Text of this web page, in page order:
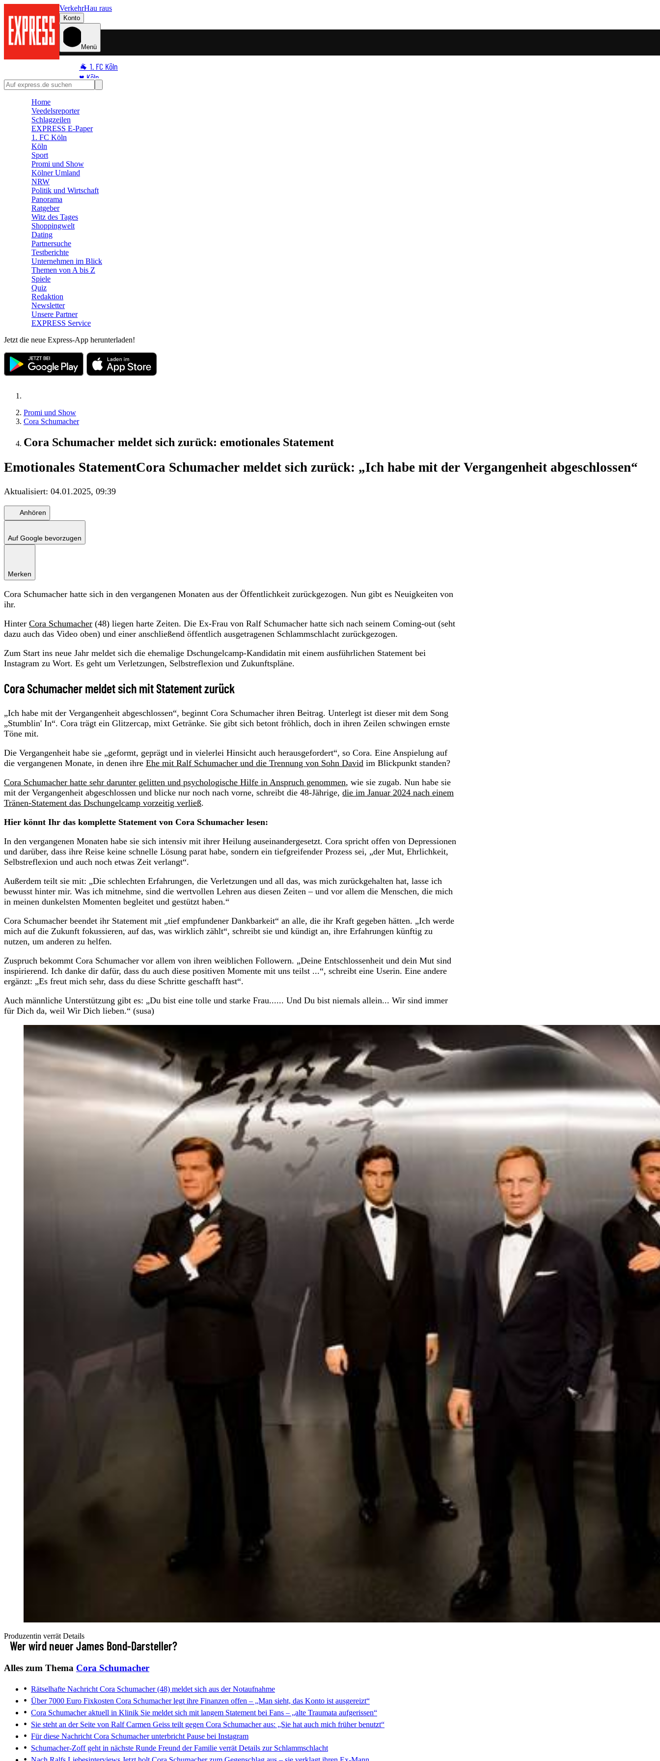
VerkehrHau raus
Konto
Menü
🐐 1. FC Köln
♥️ Köln
⭐ Promi
🛒 Shoppingwelt
🧩 Spiele
Home
Veedelsreporter
Schlagzeilen
EXPRESS E-Paper
1. FC Köln
Köln
Sport
Promi und Show
Kölner Umland
NRW
Politik und Wirtschaft
Panorama
Ratgeber
Witz des Tages
Shoppingwelt
Dating
Partnersuche
Testberichte
Unternehmen im Blick
Themen von A bis Z
Spiele
Quiz
Redaktion
Newsletter
Unsere Partner
EXPRESS Service
Jetzt die neue Express-App herunterladen!
Promi und Show
Cora Schumacher
Cora Schumacher meldet sich zurück: emotionales Statement
Emotionales StatementCora Schumacher meldet sich zurück: „Ich habe mit der Vergangenheit abgeschlossen“
Aktualisiert: 04.01.2025, 09:39
Anhören
Auf Google bevorzugen
Merken
Cora Schumacher hatte sich in den vergangenen Monaten aus der Öffentlichkeit zurückgezogen. Nun gibt es Neuigkeiten von
ihr.
Hinter Cora Schumacher (48) liegen harte Zeiten. Die Ex-Frau von Ralf Schumacher hatte sich nach seinem Coming-out (seht
dazu auch das Video oben) und einer anschließend öffentlich ausgetragenen Schlammschlacht zurückgezogen.
Zum Start ins neue Jahr meldet sich die ehemalige Dschungelcamp-Kandidatin mit einem ausführlichen Statement bei
Instagram zu Wort. Es geht um Verletzungen, Selbstreflexion und Zukunftspläne.
Cora Schumacher meldet sich mit Statement zurück
„Ich habe mit der Vergangenheit abgeschlossen“, beginnt Cora Schumacher ihren Beitrag. Unterlegt ist dieser mit dem Song
„Stumblin' In“. Cora trägt ein Glitzercap, mixt Getränke. Sie gibt sich betont fröhlich, doch in ihren Zeilen schwingen ernste
Töne mit.
Die Vergangenheit habe sie „geformt, geprägt und in vielerlei Hinsicht auch herausgefordert“, so Cora. Eine Anspielung auf
die vergangenen Monate, in denen ihre Ehe mit Ralf Schumacher und die Trennung von Sohn David im Blickpunkt standen?
Cora Schumacher hatte sehr darunter gelitten und psychologische Hilfe in Anspruch genommen, wie sie zugab. Nun habe sie
mit der Vergangenheit abgeschlossen und blicke nur noch nach vorne, schreibt die 48-Jährige, die im Januar 2024 nach einem
Tränen-Statement das Dschungelcamp vorzeitig verließ.
Hier könnt Ihr das komplette Statement von Cora Schumacher lesen:
In den vergangenen Monaten habe sie sich intensiv mit ihrer Heilung auseinandergesetzt. Cora spricht offen von Depressionen
und darüber, dass ihre Reise keine schnelle Lösung parat habe, sondern ein tiefgreifender Prozess sei, „der Mut, Ehrlichkeit,
Selbstreflexion und auch noch etwas Zeit verlangt“.
Außerdem teilt sie mit: „Die schlechten Erfahrungen, die Verletzungen und all das, was mich zurückgehalten hat, lasse ich
bewusst hinter mir. Was ich mitnehme, sind die wertvollen Lehren aus diesen Zeiten – und vor allem die Menschen, die mich
in meinen dunkelsten Momenten begleitet und gestützt haben.“
Cora Schumacher beendet ihr Statement mit „tief empfundener Dankbarkeit“ an alle, die ihr Kraft gegeben hätten. „Ich werde
mich auf die Zukunft fokussieren, auf das, was wirklich zählt“, schreibt sie und kündigt an, ihre Erfahrungen künftig zu
nutzen, um anderen zu helfen.
Zuspruch bekommt Cora Schumacher vor allem von ihren weiblichen Followern. „Deine Entschlossenheit und dein Mut sind
inspirierend. Ich danke dir dafür, dass du auch diese positiven Momente mit uns teilst ...“, schreibt eine Userin. Eine andere
ergänzt: „Es freut mich sehr, dass du diese Schritte geschafft hast“.
Auch männliche Unterstützung gibt es: „Du bist eine tolle und starke Frau...... Und Du bist niemals allein... Wir sind immer
für Dich da, weil Wir Dich lieben.“ (susa)
Produzentin verrät Details
Wer wird neuer James Bond-Darsteller?
Alles zum Thema Cora Schumacher
Rätselhafte Nachricht Cora Schumacher (48) meldet sich aus der Notaufnahme
Über 7000 Euro Fixkosten Cora Schumacher legt ihre Finanzen offen – „Man sieht, das Konto ist ausgereizt“
Cora Schumacher aktuell in Klinik Sie meldet sich mit langem Statement bei Fans – „alte Traumata aufgerissen“
Sie steht an der Seite von RalfCarmen Geiss teilt gegen Cora Schumacher aus: „Sie hat auch mich früher benutzt“
Für diese Nachricht Cora Schumacher unterbricht Pause bei Instagram
Schumacher-Zoff geht in nächste Runde Freund der Familie verrät Details zur Schlammschlacht